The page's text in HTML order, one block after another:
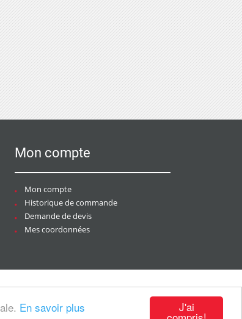
J'ai
En savoir plus
Mon compte
Mon compte
Historique de commande
Demande de devis
Mes coordonnées